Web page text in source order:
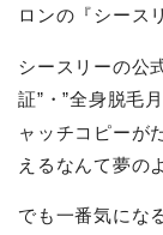
ロンの『シース
シースリーの公
証”・”全身脱毛
ャッチコピーが
えるなんて夢の
でも一番気にな